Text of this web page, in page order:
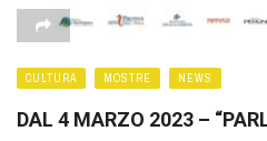
CULTURA MOSTRE NEWS
DAL 4 MARZO 2023 –